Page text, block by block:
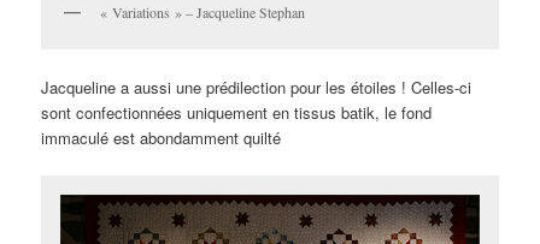
« Variations » – Jacqueline Stephan
Jacqueline a aussi une prédilection pour les étoiles ! Celles-ci
sont confectionnées uniquement en tissus batik, le fond
immaculé est abondamment quilté